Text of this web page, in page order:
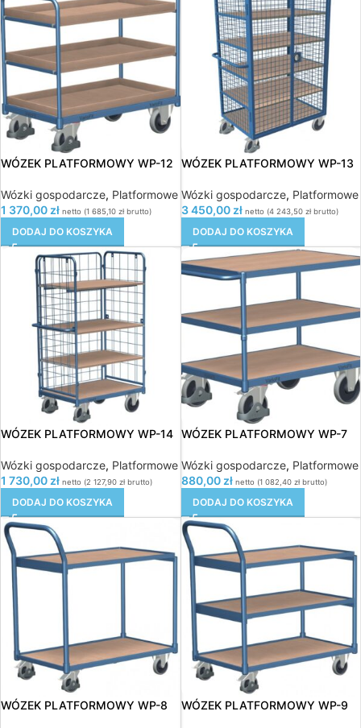
WÓZEK PLATFORMOWY WP-12
Wózki gospodarcze, Platformowe
1 370,00 zł netto (1 685,10 zł brutto)
DODAJ DO KOSZYKA
WÓZEK PLATFORMOWY WP-13
Wózki gospodarcze, Platformowe
3 450,00 zł netto (4 243,50 złbrutto)
DODAJ DO KOSZYKA
WÓZEK PLATFORMOWY WP-14
Wózki gospodarcze, Platformowe
1 730,00 zł netto (2 127,90 zł brutto)
DODAJ DO KOSZYKA
WÓZEK PLATFORMOWY WP-7
Wózki gospodarcze, Platformowe
880,00 zł netto (1 082,40 złbrutto)
DODAJ DO KOSZYKA
WÓZEK PLATFORMOWY WP-8 WÓZEK PLATFORMOWY WP-9